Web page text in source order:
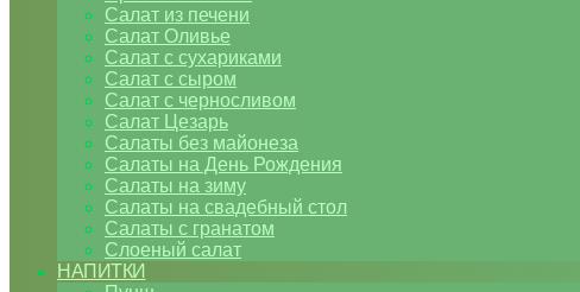
Салат из печени
Салат Оливье
Салат с сухариками
Салат с сыром
Салат с черносливом
Салат Цезарь
Салаты без майонеза
Салаты на День Рождения
Салаты на зиму
Салаты на свадебный стол
Салаты с гранатом
Слоеный салат
НАПИТКИ